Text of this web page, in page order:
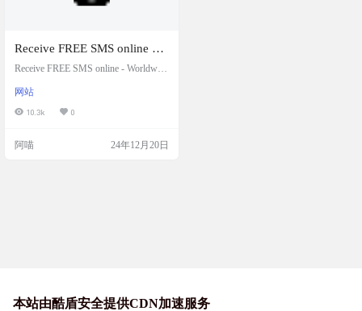
Receive FREE SMS online –
Worldwide：短信接码，在
Receive FREE SMS online - Worldwide
your Services and APP. Receive Free s
ms text Online Worldwide. 网站截图
旗帜图标，选择一个号码，点进
网站
10.3k 0
阿喵 24年12月20日
本站由酷盾安全提供CDN加速服务